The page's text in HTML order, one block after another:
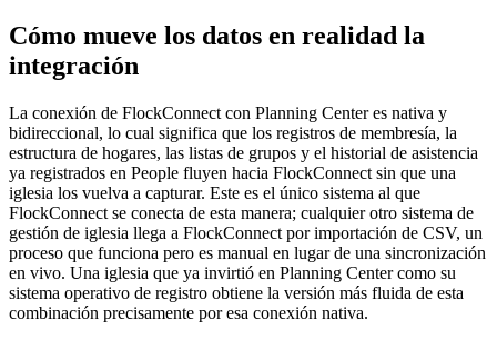
Cómo mueve los datos en realidad la
integración
La conexión de FlockConnect con Planning Center es nativa y
bidireccional, lo cual significa que los registros de membresía, la
estructura de hogares, las listas de grupos y el historial de asistencia
ya registrados en People fluyen hacia FlockConnect sin que una
iglesia los vuelva a capturar. Este es el único sistema al que
FlockConnect se conecta de esta manera; cualquier otro sistema de
gestión de iglesia llega a FlockConnect por importación de CSV, un
proceso que funciona pero es manual en lugar de una sincronización
en vivo. Una iglesia que ya invirtió en Planning Center como su
sistema operativo de registro obtiene la versión más fluida de esta
combinación precisamente por esa conexión nativa.